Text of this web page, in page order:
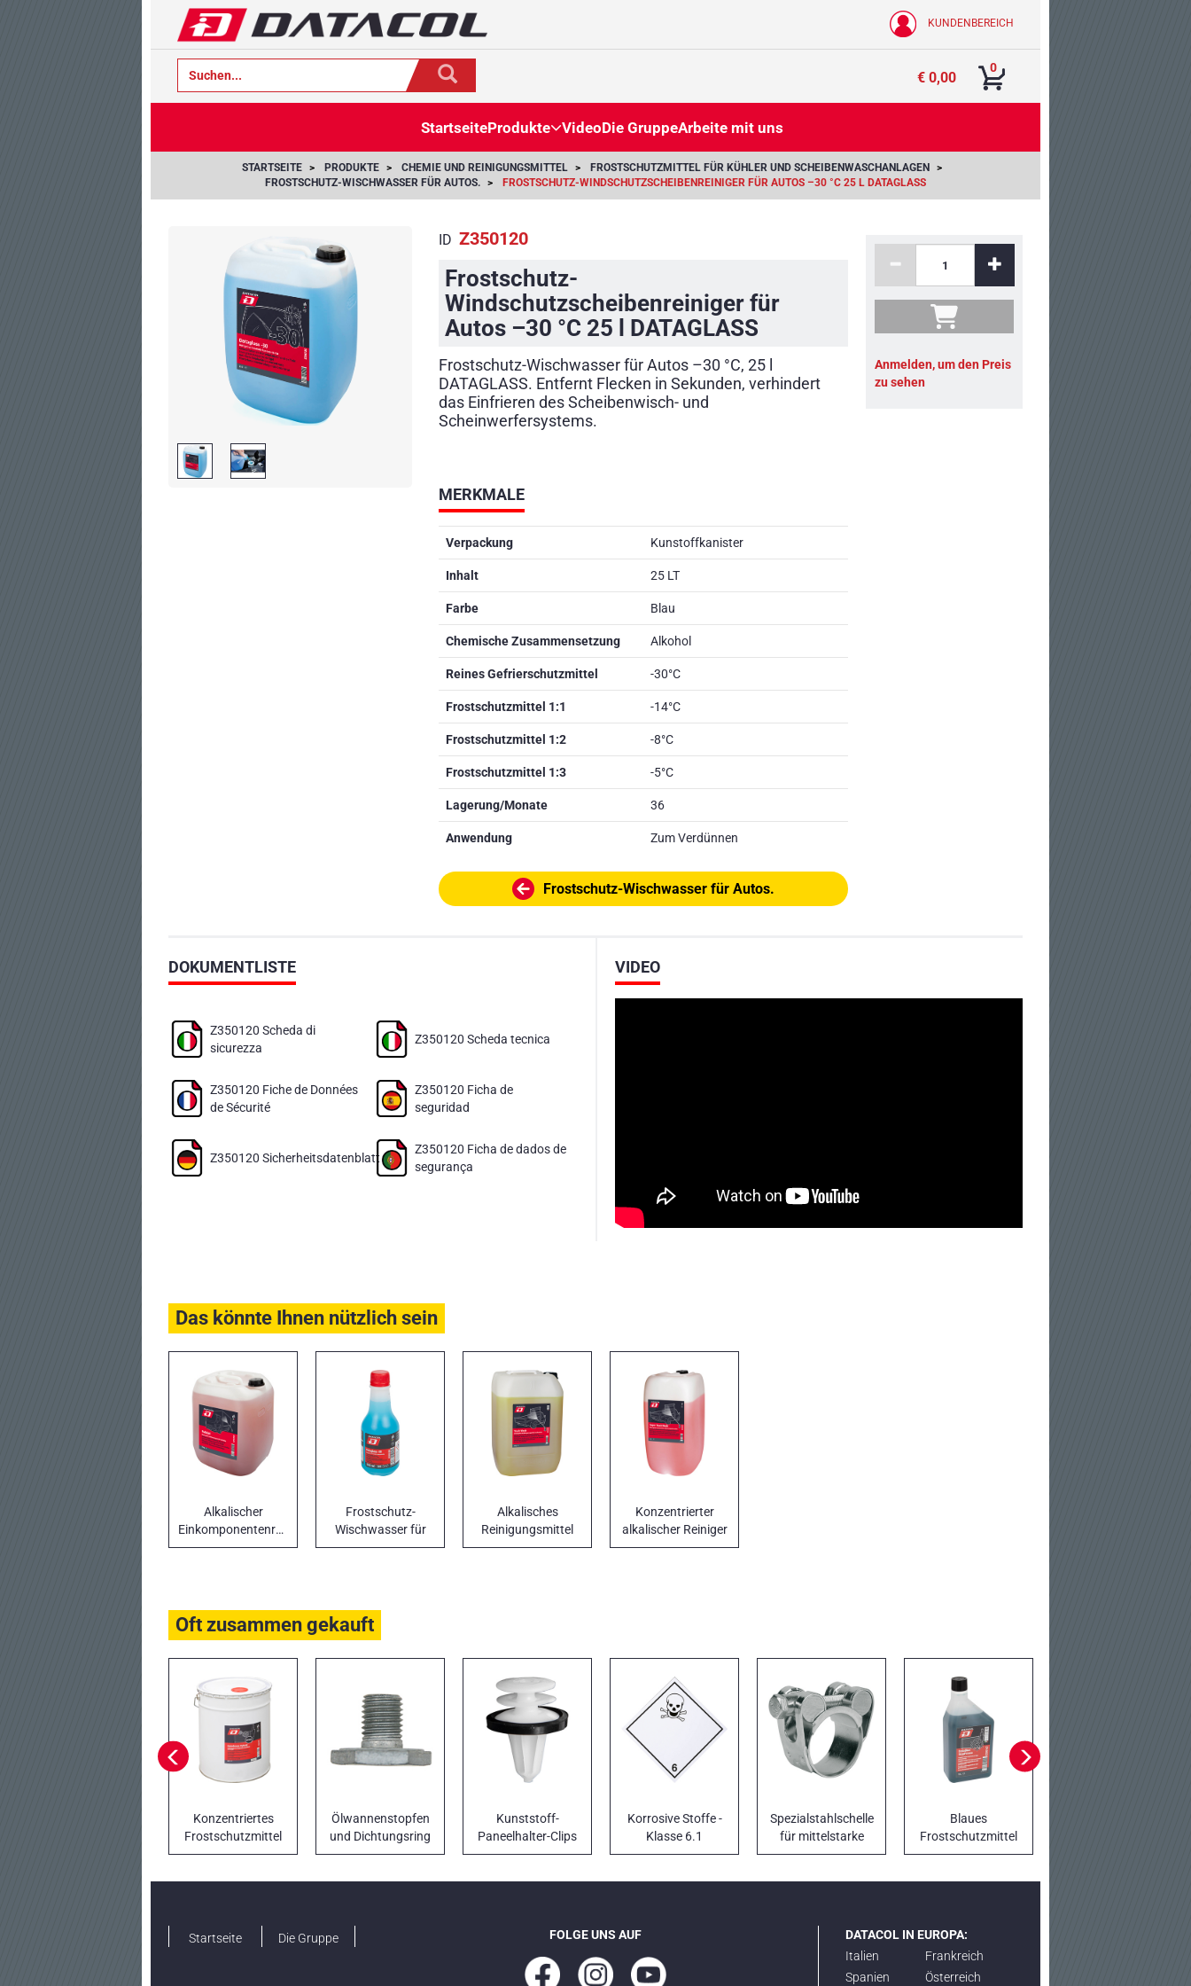
text.skipToContent
text.skipToNavigation
KUNDENBEREICH
0
€ 0,00
StartseiteProdukte VideoDie GruppeArbeite mit uns
STARTSEITE PRODUKTE CHEMIE UND REINIGUNGSMITTEL
FROSTSCHUTZMITTEL FÜR KÜHLER UND SCHEIBENWASCHANLAGEN
FROSTSCHUTZ-WISCHWASSER FÜR AUTOS.
FROSTSCHUTZ-WINDSCHUTZSCHEIBENREINIGER FÜR AUTOS –30 °C 25 L DATAGLASS
Z350120
ID Z350120
Frostschutz-
Windschutzscheibenreiniger für
Autos –30 °C 25 l DATAGLASS
Frostschutz-Wischwasser für Autos –30 °C, 25 l
DATAGLASS. Entfernt Flecken in Sekunden, verhindert
das Einfrieren des Scheibenwisch- und
Scheinwerfersystems.
MERKMALE
Verpackung Kunstoffkanister
Inhalt 25 LT
Farbe Blau
Chemische Zusammensetzung Alkohol
Reines Gefrierschutzmittel -30°C
Frostschutzmittel 1:1 -14°C
Frostschutzmittel 1:2 -8°C
Frostschutzmittel 1:3 -5°C
Lagerung/Monate 36
Anwendung Zum Verdünnen
Frostschutz-Wischwasser für Autos.
Anmelden, um den Preis
zu sehen
DOKUMENTLISTE
Z350120 Scheda di
sicurezza
Z350120 Scheda tecnica
Z350120 Fiche de Données
de Sécurité
Z350120 Ficha de
seguridad
Z350120 Sicherheitsdatenblatt
Z350120 Ficha de dados de
segurança
VIDEO
Das könnte Ihnen nützlich sein
Alkalischer
Einkomponentenreiniger
PULIDAT
Frostschutz-
Wischwasser für
Autos.
Alkalisches
Reinigungsmittel
für empfindliche
Konzentrierter
alkalischer Reiniger
mit Aktivschaum
Oft zusammen gekauft
Konzentriertes
Frostschutzmittel
und Kühlmittel mit
Ölwannenstopfen
und Dichtungsring
Kunststoff-
Paneelhalter-Clips
FORD
Korrosive Stoffe -
Klasse 6.1
Spezialstahlschelle
für mittelstarke
Klemmung
Blaues
Frostschutzmittel
für Kühlkreisläufe
Startseite Die Gruppe FOLGE UNS AUF
DATACOL IN EUROPA:
Italien
Frankreich
Spanien
Österreich